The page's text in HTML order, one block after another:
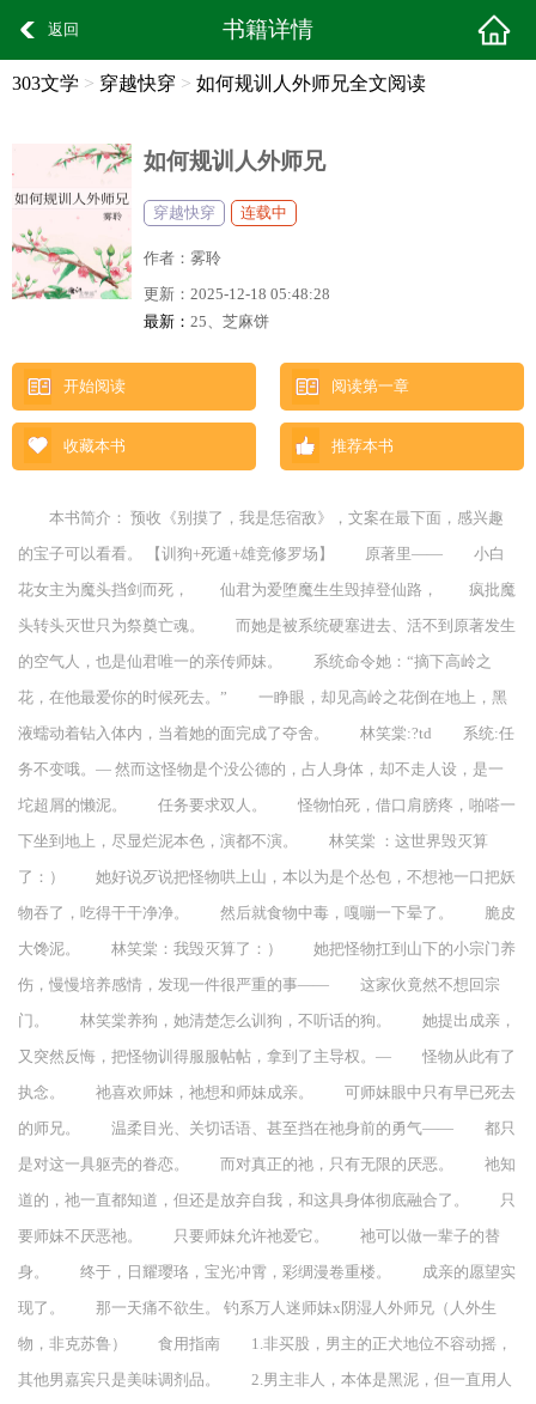
返回 书籍详情
303文学 > 穿越快穿 > 如何规训人外师兄全文阅读
如何规训人外师兄
穿越快穿 连载中
作者： 雾聆
更新： 2025-12-18 05:48:28
最新： 25、芝麻饼
开始阅读 阅读第一章
收藏本书 推荐本书
本书简介： 预收《别摸了，我是恁宿敌》，文案在最下面，感兴趣
的宝子可以看看。 【训狗+死遁+雄竞修罗场】 原著里—— 小白
花女主为魔头挡剑而死， 仙君为爱堕魔生生毁掉登仙路， 疯批魔
头转头灭世只为祭奠亡魂。 而她是被系统硬塞进去、活不到原著发生
的空气人，也是仙君唯一的亲传师妹。 系统命令她：“摘下高岭之
花，在他最爱你的时候死去。” 一睁眼，却见高岭之花倒在地上，黑
液蠕动着钻入体内，当着她的面完成了夺舍。 林笑棠:?td 系统:任
务不变哦。— 然而这怪物是个没公德的，占人身体，却不走人设，是一
坨超屑的懒泥。 任务要求双人。 怪物怕死，借口肩膀疼，啪嗒一
下坐到地上，尽显烂泥本色，演都不演。 林笑棠 ：这世界毁灭算
了：） 她好说歹说把怪物哄上山，本以为是个怂包，不想祂一口把妖
物吞了，吃得干干净净。 然后就食物中毒，嘎嘣一下晕了。 脆皮
大馋泥。 林笑棠：我毁灭算了：） 她把怪物扛到山下的小宗门养
伤，慢慢培养感情，发现一件很严重的事—— 这家伙竟然不想回宗
门。 林笑棠养狗，她清楚怎么训狗，不听话的狗。 她提出成亲，
又突然反悔，把怪物训得服服帖帖，拿到了主导权。— 怪物从此有了
执念。 祂喜欢师妹，祂想和师妹成亲。 可师妹眼中只有早已死去
的师兄。 温柔目光、关切话语、甚至挡在祂身前的勇气—— 都只
是对这一具躯壳的眷恋。 而对真正的祂，只有无限的厌恶。 祂知
道的，祂一直都知道，但还是放弃自我，和这具身体彻底融合了。 只
要师妹不厌恶祂。 只要师妹允许祂爱它。 祂可以做一辈子的替
身。 终于，日耀璎珞，宝光冲霄，彩绸漫卷重楼。 成亲的愿望实
现了。 那一天痛不欲生。 钓系万人迷师妹x阴湿人外师兄（人外生
物，非克苏鲁） 食用指南 1.非买股，男主的正犬地位不容动摇，
其他男嘉宾只是美味调剂品。 2.男主非人，本体是黑泥，但一直用人